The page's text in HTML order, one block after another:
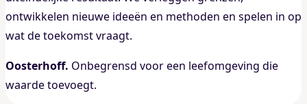
ontwikkelen nieuwe ideeën en methoden en spelen in op
wat de toekomst vraagt.
Oosterhoff. Onbegrensd voor een leefomgeving die
waarde toevoegt.